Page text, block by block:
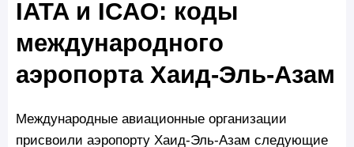
IATA и ICAO: коды
международного
аэропорта Хаид-Эль-Азам
Международные авиационные организации
присвоили аэропорту Хаид-Эль-Азам следующие